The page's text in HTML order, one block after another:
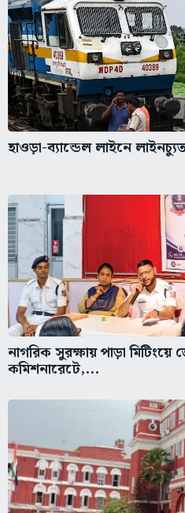
হাওড়া-ব্যান্ডেল লাইনে
নাগরিক সুরক্ষায় পাড়া
কমিশনারেটে,...